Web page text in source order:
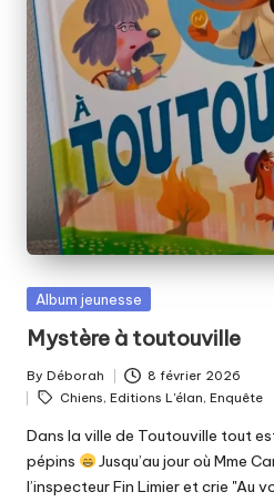
Posted
Album jeunesse
Mystère à toutouville
Posted
by
By Déborah 8 février 2026
Tags:
Chiens, Editions L'élan, Enquête
Dans la ville de Toutouville tout
pépins
Jusqu’au jour où Mme
l’inspecteur Fin Limier et crie "Au